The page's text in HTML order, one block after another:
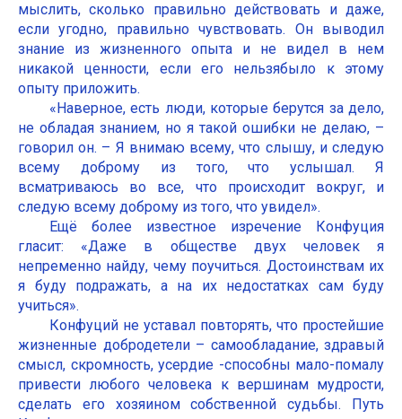
мыслить, сколько правильно действовать и даже,
если угодно, правильно чувствовать. Он выводил
знание из жизненного опыта и не видел в нем
никакой ценности, если его нельзябыло к этому
опыту приложить.
«Наверное, есть люди, которые берутся за дело,
не обладая знанием, но я такой ошибки не делаю, –
говорил он. – Я внимаю всему, что слышу, и следую
всему доброму из того, что услышал. Я
всматриваюсь во все, что происходит вокруг, и
следую всему доброму из того, что увидел».
Ещё более известное изречение Конфуция
гласит: «Даже в обществе двух человек я
непременно найду, чему поучиться. Достоинствам их
я буду подражать, а на их недостатках сам буду
учиться».
Конфуций не уставал повторять, что простейшие
жизненные добродетели – самообладание, здравый
смысл, скромность, усердие -способны мало-помалу
привести любого человека к вершинам мудрости,
сделать его хозяином собственной судьбы. Путь